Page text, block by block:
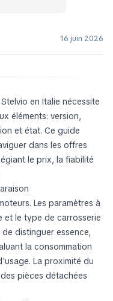
16 juin 2026
en Italie nécessite
éléments: version,
et état. Ce guide
dans les offres
le prix, la fiabilité
Les paramètres à
et le type de carrosserie
de distinguer essence,
la consommation
La proximité du
pièces détachées